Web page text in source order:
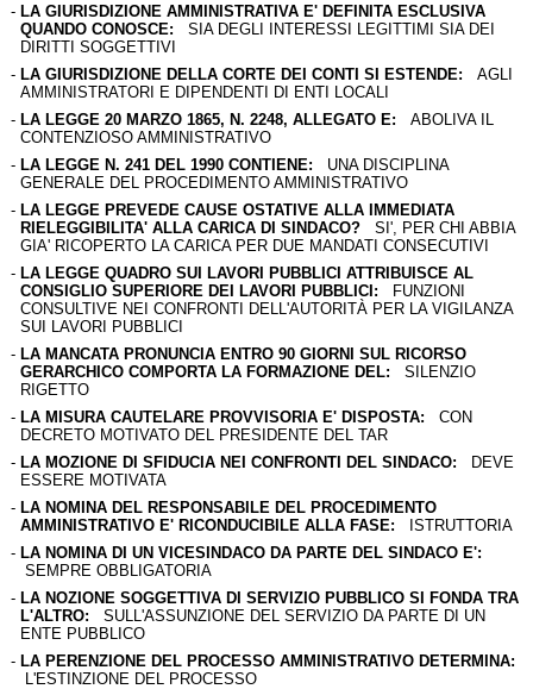
- LA GIURISDIZIONE AMMINISTRATIVA E' DEFINITA ESCLUSIVA
QUANDO CONOSCE: SIA DEGLI INTERESSI LEGITTIMI SIA DEI
DIRITTI SOGGETTIVI
- LA GIURISDIZIONE DELLA CORTE DEI CONTI SI ESTENDE: AGLI
AMMINISTRATORI E DIPENDENTI DI ENTI LOCALI
- LA LEGGE 20 MARZO 1865, N. 2248, ALLEGATO E: ABOLIVA IL
CONTENZIOSO AMMINISTRATIVO
- LA LEGGE N. 241 DEL 1990 CONTIENE: UNA DISCIPLINA
GENERALE DEL PROCEDIMENTO AMMINISTRATIVO
- LA LEGGE PREVEDE CAUSE OSTATIVE ALLA IMMEDIATA
RIELEGGIBILITA' ALLA CARICA DI SINDACO?SI', PER CHI ABBIA
GIA' RICOPERTO LA CARICA PER DUE MANDATI CONSECUTIVI
- LA LEGGE QUADRO SUI LAVORI PUBBLICI ATTRIBUISCE AL
CONSIGLIO SUPERIORE DEI LAVORI PUBBLICI: FUNZIONI
CONSULTIVE NEI CONFRONTI DELL'AUTORITÀ PER LA VIGILANZA
SUI LAVORI PUBBLICI
- LA MANCATA PRONUNCIA ENTRO 90 GIORNI SUL RICORSO
GERARCHICO COMPORTA LA FORMAZIONE DEL: SILENZIO
RIGETTO
- LA MISURA CAUTELARE PROVVISORIA E' DISPOSTA: CON
DECRETO MOTIVATO DEL PRESIDENTE DEL TAR
- LA MOZIONE DI SFIDUCIA NEI CONFRONTI DEL SINDACO: DEVE
ESSERE MOTIVATA
- LA NOMINA DEL RESPONSABILE DEL PROCEDIMENTO
AMMINISTRATIVO E' RICONDUCIBILE ALLA FASE: ISTRUTTORIA
- LA NOMINA DI UN VICESINDACO DA PARTE DEL SINDACO E':
SEMPRE OBBLIGATORIA
- LA NOZIONE SOGGETTIVA DI SERVIZIO PUBBLICO SI FONDA TRA
L'ALTRO: SULL'ASSUNZIONE DEL SERVIZIO DA PARTE DI UN
ENTE PUBBLICO
- LA PERENZIONE DEL PROCESSO AMMINISTRATIVO DETERMINA:
L'ESTINZIONE DEL PROCESSO